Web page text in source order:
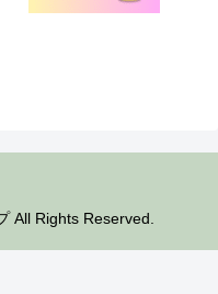
All Rights Reserved.